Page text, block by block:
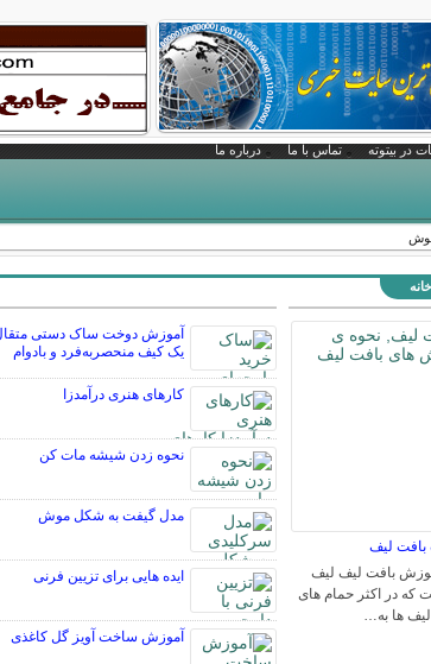
در بیتوته تماس با ما درباره ما
لیف
بافت لیف لیف
که در اکثر حمام های
لیف ها به…
آموزش دوخت ساک دستی
یک کیف منحصربه‌فرد و بادوام
کارهای هنری درآمدزا
نحوه زدن شیشه مات کن
مدل گیفت به شکل موش
ایده هایی برای تزیین فرنی
آموزش ساخت آویز گل کاغذی